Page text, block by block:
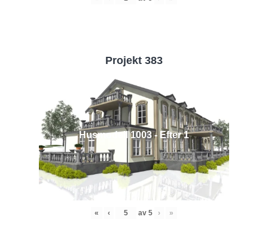
Projekt 383
Husmodell 1003 - Efter 1
« ‹ av 5 › »